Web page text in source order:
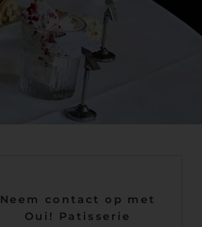
Neem contact op met
Oui! Patisserie